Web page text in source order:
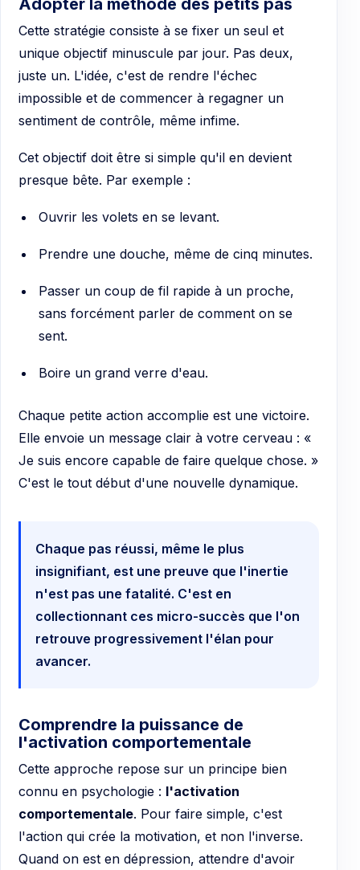
Adopter la méthode des petits pas
Cette stratégie consiste à se fixer un seul et
unique objectif minuscule par jour. Pas deux,
juste un. L'idée, c'est de rendre l'échec
impossible et de commencer à regagner un
sentiment de contrôle, même infime.
Cet objectif doit être si simple qu'il en devient
presque bête. Par exemple :
Ouvrir les volets en se levant.
Prendre une douche, même de cinq minutes.
Passer un coup de fil rapide à un proche,
sans forcément parler de comment on se
sent.
Boire un grand verre d'eau.
Chaque petite action accomplie est une victoire.
Elle envoie un message clair à votre cerveau : «
Je suis encore capable de faire quelque chose. »
C'est le tout début d'une nouvelle dynamique.
Chaque pas réussi, même le plus
insignifiant, est une preuve que l'inertie
n'est pas une fatalité. C'est en
collectionnant ces micro-succès que l'on
retrouve progressivement l'élan pour
avancer.
Comprendre la puissance de
l'activation comportementale
Cette approche repose sur un principe bien
connu en psychologie : l'activation
comportementale. Pour faire simple, c'est
l'action qui crée la motivation, et non l'inverse.
Quand on est en dépression, attendre d'avoir